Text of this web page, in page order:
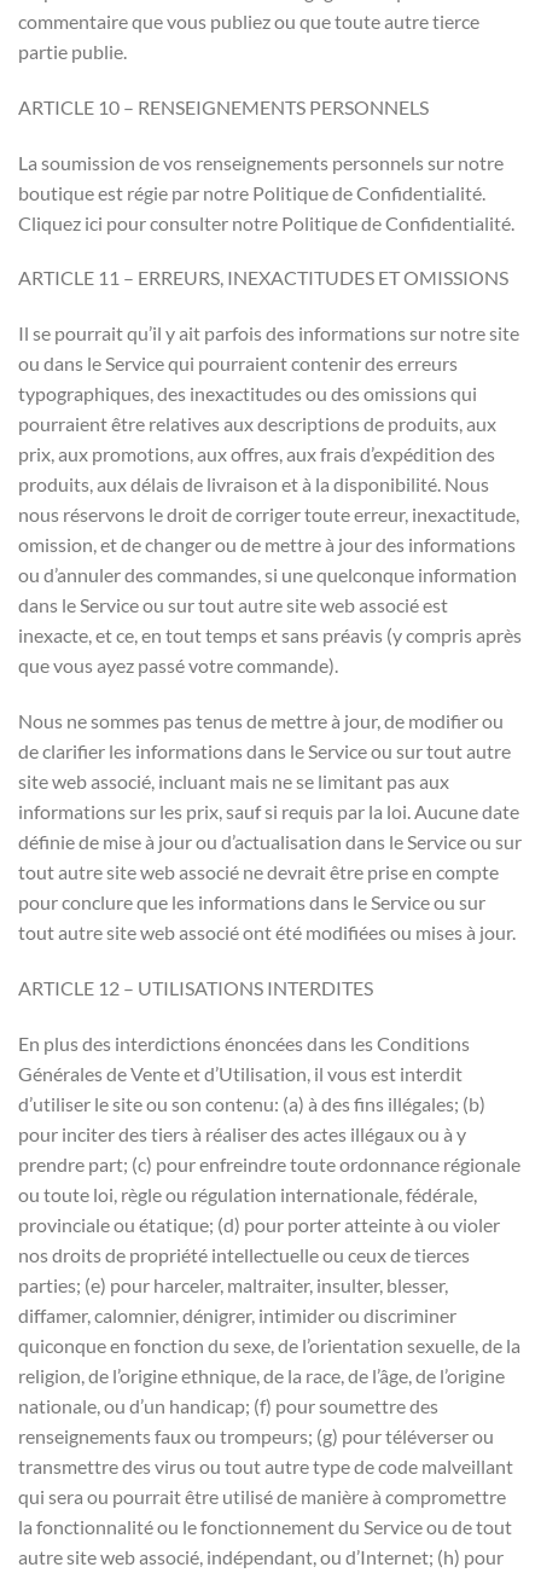
commentaire que vous publiez ou que toute autre tierce
partie publie.
ARTICLE 10 – RENSEIGNEMENTS PERSONNELS
La soumission de vos renseignements personnels sur notre
boutique est régie par notre Politique de Confidentialité.
Cliquez ici pour consulter notre Politique de Confidentialité.
ARTICLE 11 – ERREURS, INEXACTITUDES ET OMISSIONS
Il se pourrait qu’il y ait parfois des informations sur notre site
ou dans le Service qui pourraient contenir des erreurs
typographiques, des inexactitudes ou des omissions qui
pourraient être relatives aux descriptions de produits, aux
prix, aux promotions, aux offres, aux frais d’expédition des
produits, aux délais de livraison et à la disponibilité. Nous
nous réservons le droit de corriger toute erreur, inexactitude,
omission, et de changer ou de mettre à jour des informations
ou d’annuler des commandes, si une quelconque information
dans le Service ou sur tout autre site web associé est
inexacte, et ce, en tout temps et sans préavis (y compris après
que vous ayez passé votre commande).
Nous ne sommes pas tenus de mettre à jour, de modifier ou
de clarifier les informations dans le Service ou sur tout autre
site web associé, incluant mais ne se limitant pas aux
informations sur les prix, sauf si requis par la loi. Aucune date
définie de mise à jour ou d’actualisation dans le Service ou sur
tout autre site web associé ne devrait être prise en compte
pour conclure que les informations dans le Service ou sur
tout autre site web associé ont été modifiées ou mises à jour.
ARTICLE 12 – UTILISATIONS INTERDITES
En plus des interdictions énoncées dans les Conditions
Générales de Vente et d’Utilisation, il vous est interdit
d’utiliser le site ou son contenu: (a) à des fins illégales; (b)
pour inciter des tiers à réaliser des actes illégaux ou à y
prendre part; (c) pour enfreindre toute ordonnance régionale
ou toute loi, règle ou régulation internationale, fédérale,
provinciale ou étatique; (d) pour porter atteinte à ou violer
nos droits de propriété intellectuelle ou ceux de tierces
parties; (e) pour harceler, maltraiter, insulter, blesser,
diffamer, calomnier, dénigrer, intimider ou discriminer
quiconque en fonction du sexe, de l’orientation sexuelle, de la
religion, de l’origine ethnique, de la race, de l’âge, de l’origine
nationale, ou d’un handicap; (f) pour soumettre des
renseignements faux ou trompeurs; (g) pour téléverser ou
transmettre des virus ou tout autre type de code malveillant
qui sera ou pourrait être utilisé de manière à compromettre
la fonctionnalité ou le fonctionnement du Service ou de tout
autre site web associé, indépendant, ou d’Internet; (h) pour